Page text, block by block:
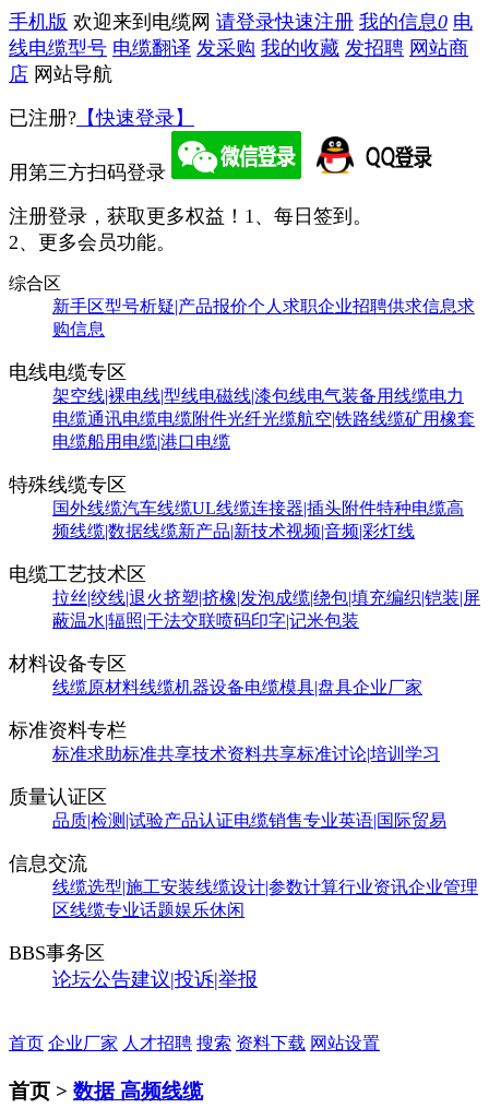
手机版 欢迎来到电缆网 请登录快速注册 我的信息0 电
线电缆型号 电缆翻译 发采购 我的收藏 发招聘 网站商
店 网站导航
已注册? 【快速登录】
用第三方扫码登录
注册登录，获取更多权益！ 1、每日签到。
2、更多会员功能。
综合区
新手区型号析疑|产品报价个人求职企业招聘供求信息求
购信息
电线电缆专区
架空线|裸电线|型线电磁线|漆包线电气装备用线缆电力
电缆通讯电缆电缆附件光纤光缆航空|铁路线缆矿用橡套
电缆船用电缆|港口电缆
特殊线缆专区
国外线缆汽车线缆UL线缆连接器|插头附件特种电缆高
频线缆|数据线缆新产品|新技术视频|音频|彩灯线
电缆工艺技术区
拉丝|绞线|退火挤塑|挤橡|发泡成缆|绕包|填充编织|铠装|屏
蔽温水|辐照|干法交联喷码印字|记米包装
材料设备专区
线缆原材料线缆机器设备电缆模具|盘具企业厂家
标准资料专栏
标准求助标准共享技术资料共享标准讨论|培训学习
质量认证区
品质|检测|试验产品认证电缆销售专业英语|国际贸易
信息交流
线缆选型|施工安装线缆设计|参数计算行业资讯企业管理
区线缆专业话题娱乐休闲
BBS事务区
论坛公告建议|投诉|举报
首页 企业厂家 人才招聘 搜索 资料下载 网站设置
首页 > 数据 高频线缆